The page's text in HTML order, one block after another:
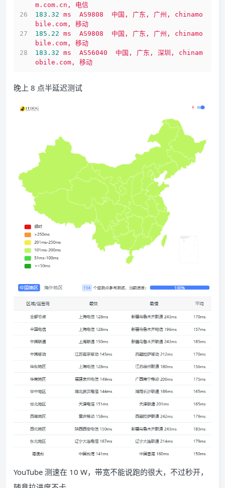
m.com.cn,
电信
183.32 ms AS9808 中国, 广东, 广州,
chinamo
bile.com,
移动
185.22 ms AS9808 中国, 广东, 广州,
chinamo
bile.com,
移动
183.32 ms AS56040 中国, 广东, 深圳,
chinam
obile.com,
移动
晚上 8 点半延迟测试
YouTube 测速在 10 W，带宽不能说跑的很大，不过秒开，